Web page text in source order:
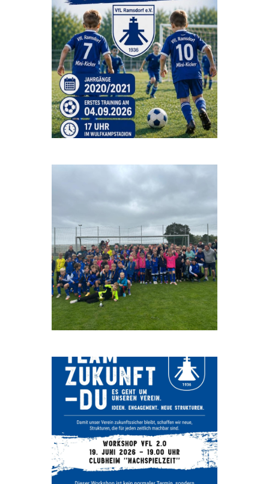
Beitrag auf Instagram ansehen
Beitrag auf Instagram ansehen
Beitrag auf Instagram ansehen